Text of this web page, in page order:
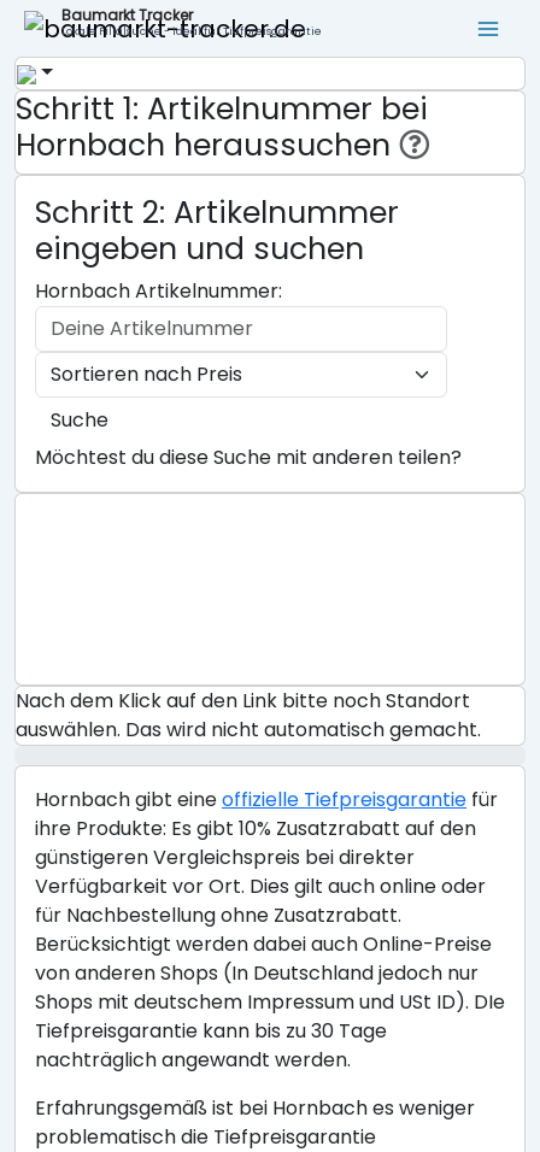
Baumarkt Tracker
Lokale Filialsuche - ideal für Tiefpreisgarantie
Schritt 1: Artikelnummer bei
Hornbach heraussuchen
Schritt 2: Artikelnummer
eingeben und suchen
Hornbach Artikelnummer:
Suche
Möchtest du diese Suche mit anderen teilen?
Nach dem Klick auf den Link bitte noch Standort
auswählen. Das wird nicht automatisch gemacht.
Hornbach gibt eineoffizielle Tiefpreisgarantie für
ihre Produkte: Es gibt 10% Zusatzrabatt auf den
günstigeren Vergleichspreis bei direkter
Verfügbarkeit vor Ort. Dies gilt auch online oder
für Nachbestellung ohne Zusatzrabatt.
Berücksichtigt werden dabei auch Online-Preise
von anderen Shops (In Deutschland jedoch nur
Shops mit deutschem Impressum und USt ID). DIe
Tiefpreisgarantie kann bis zu 30 Tage
nachträglich angewandt werden.
Erfahrungsgemäß ist bei Hornbach es weniger
problematisch die Tiefpreisgarantie